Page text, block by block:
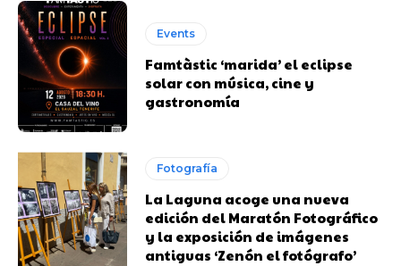
Events
Famtàstic ‘marida’ el eclipse
solar con música, cine y
gastronomía
Fotografía
La Laguna acoge una nueva
edición del Maratón Fotográfico
y la exposición de imágenes
antiguas ‘Zenón el fotógrafo’